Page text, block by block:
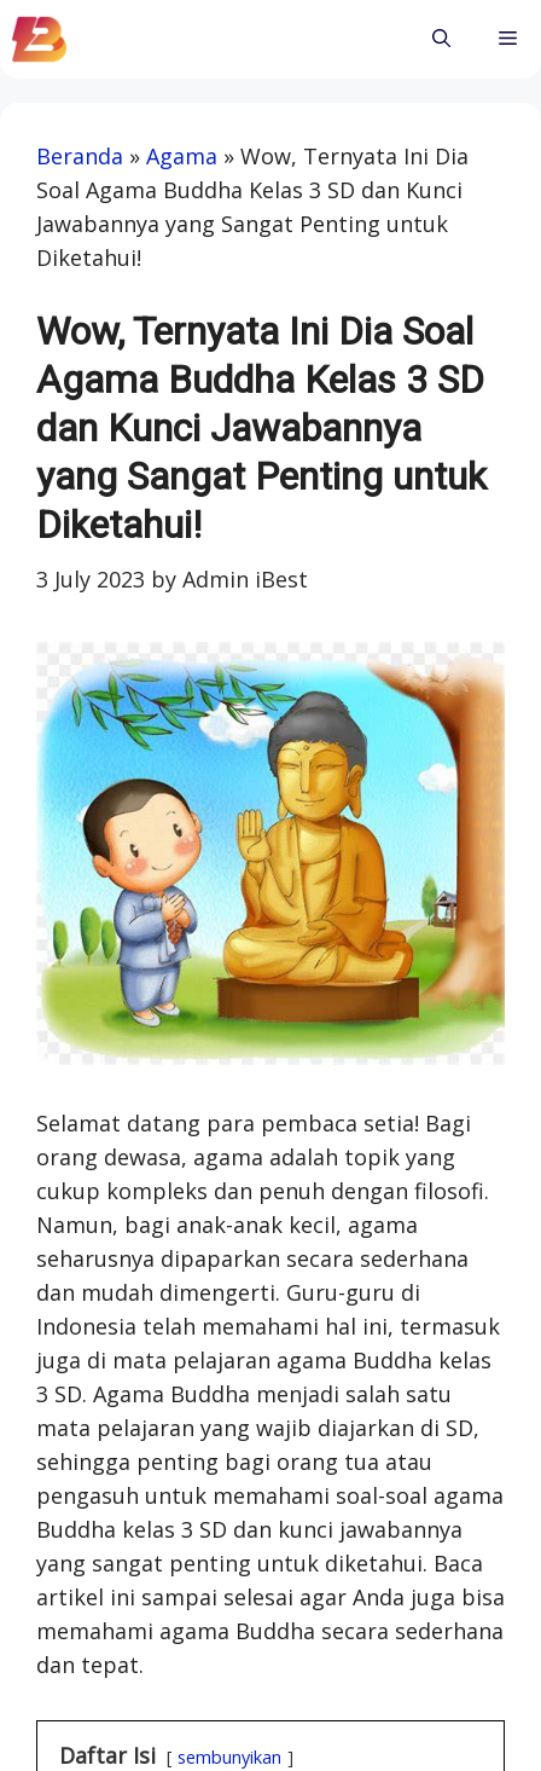
Skip
to
Beranda » Agama » Wow, Ternyata Ini Dia
Soal Agama Buddha Kelas 3 SD dan Kunci
Jawabannya yang Sangat Penting untuk
Diketahui!
Wow, Ternyata Ini Dia Soal
Agama Buddha Kelas 3 SD
dan Kunci Jawabannya
yang Sangat Penting untuk
Diketahui!
3 July 2023 by Admin iBest
Selamat datang para pembaca setia! Bagi
orang dewasa, agama adalah topik yang
cukup kompleks dan penuh dengan filosofi.
Namun, bagi anak-anak kecil, agama
seharusnya dipaparkan secara sederhana
dan mudah dimengerti. Guru-guru di
Indonesia telah memahami hal ini, termasuk
juga di mata pelajaran agama Buddha kelas
3 SD. Agama Buddha menjadi salah satu
mata pelajaran yang wajib diajarkan di SD,
sehingga penting bagi orang tua atau
pengasuh untuk memahami soal-soal agama
Buddha kelas 3 SD dan kunci jawabannya
yang sangat penting untuk diketahui. Baca
artikel ini sampai selesai agar Anda juga bisa
memahami agama Buddha secara sederhana
dan tepat.
Daftar Isi sembunyikan